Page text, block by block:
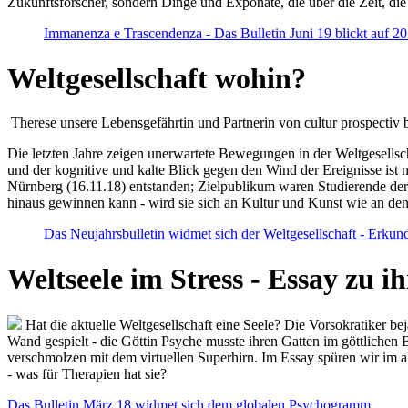
Immanenza e Trascendenza - Das Bulletin Juni 19 blickt auf
Weltgesellschaft wohin?
Therese unsere Lebensgefährtin und Partnerin von cultur
Die letzten Jahre zeigen unerwartete Bewegungen in der
und der kognitive und kalte Blick gegen den Wind der Ereignisse ist
Nürnberg (16.11.18) entstanden; Zielpublikum waren Studierende
hinaus gewinnen kann - wird sie sich an Kultur und Kunst wie an
Das Neujahrsbulletin widmet sich der Weltgesellschaft -
Weltseele im Stress - Essay zu
Hat die aktuelle Weltgesellschaft eine Seele? Die Vorsokratiker
Wand gespielt - die Göttin Psyche musste ihren Gatten im
verschmolzen mit dem virtuellen Superhirn. Im Essay spüren wir im
- was für Therapien hat sie?
Das Bulletin März 18 widmet sich dem globalen Psychogramm